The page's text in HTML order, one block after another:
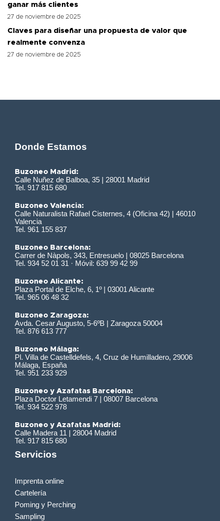
ganar más clientes
27 de noviembre de 2025
Claves para diseñar una propuesta de valor que
realmente convenza
27 de noviembre de 2025
Donde Estamos
Buzoneo Madrid:
Calle Nuñez de Balboa, 35 | 28001 Madrid
Tel. 917 815 680
Buzoneo Valencia:
Calle Naturalista Rafael Cisternes, 4 (Oficina 42) | 46010
Valencia
Tel. 961 155 837
Buzoneo Barcelona:
Carrer de Nàpols, 343, Entresuelo | 08025 Barcelona
Tel. 934 52 01 31 · Móvil: 639 99 42 99
Buzoneo Alicante:
Plaza Portal de Elche, 6, 1º | 03001 Alicante
Tel. 965 06 48 32
Buzoneo Zaragoza:
Avda. Cesar Augusto, 5-6ºB | Zaragoza 50004
Tel. 876 613 777
Buzoneo Málaga:
Pl. Villa de Castelldefels, 4, Cruz de Humilladero, 29006
Málaga, España
Tel. 951 233 929
Buzoneo y Azafatas Barcelona:
Plaza Doctor Letamendi 7 | 08007 Barcelona
Tel. 934 522 978
Buzoneo y Azafatas Madrid:
Calle Madera 11 | 28004 Madrid
Tel. 917 815 680
Servicios
Imprenta online
Cartelería
Poming y Perching
Sampling